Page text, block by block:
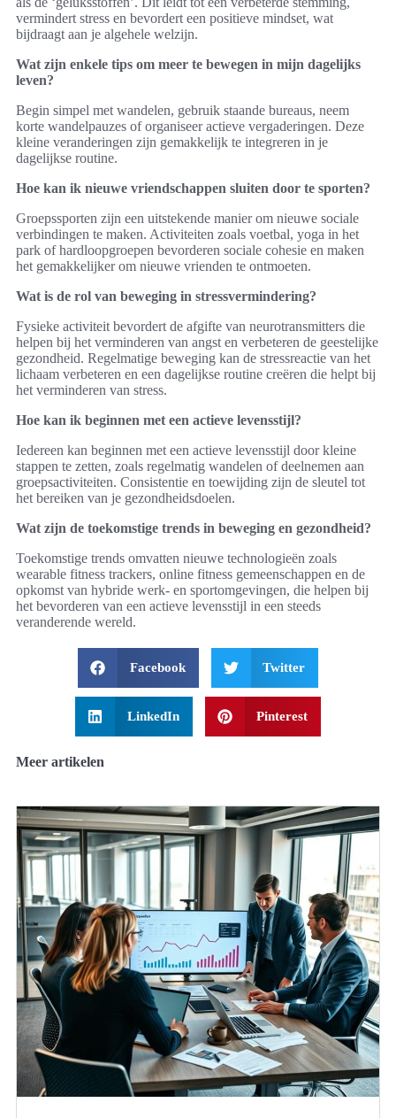
vermindert stress en bevordert een positieve mindset, wat
bijdraagt aan je algehele welzijn.
Wat zijn enkele tips om meer te bewegen in mijn dagelijks
leven?
Begin simpel met wandelen, gebruik staande bureaus, neem
korte wandelpauzes of organiseer actieve vergaderingen. Deze
kleine veranderingen zijn gemakkelijk te integreren in je
dagelijkse routine.
Hoe kan ik nieuwe vriendschappen sluiten door te sporten?
Groepssporten zijn een uitstekende manier om nieuwe sociale
verbindingen te maken. Activiteiten zoals voetbal, yoga in het
park of hardloopgroepen bevorderen sociale cohesie en maken
het gemakkelijker om nieuwe vrienden te ontmoeten.
Wat is de rol van beweging in stressvermindering?
Fysieke activiteit bevordert de afgifte van neurotransmitters die
helpen bij het verminderen van angst en verbeteren de geestelijke
gezondheid. Regelmatige beweging kan de stressreactie van het
lichaam verbeteren en een dagelijkse routine creëren die helpt bij
het verminderen van stress.
Hoe kan ik beginnen met een actieve levensstijl?
Iedereen kan beginnen met een actieve levensstijl door kleine
stappen te zetten, zoals regelmatig wandelen of deelnemen aan
groepsactiviteiten. Consistentie en toewijding zijn de sleutel tot
het bereiken van je gezondheidsdoelen.
Wat zijn de toekomstige trends in beweging en gezondheid?
Toekomstige trends omvatten nieuwe technologieën zoals
wearable fitness trackers, online fitness gemeenschappen en de
opkomst van hybride werk- en sportomgevingen, die helpen bij
het bevorderen van een actieve levensstijl in een steeds
veranderende wereld.
Facebook Twitter
LinkedIn Pinterest
Meer artikelen